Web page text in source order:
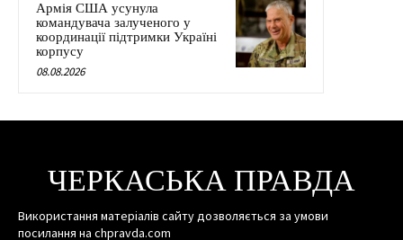
Армія США усунула
командувача залученого у
координації підтримки Україні
корпусу
08.08.2026
ЧЕРКАСЬКА ПРАВДА
Використання матеріалів сайту дозволяється за умови
посилання на chpravda.com